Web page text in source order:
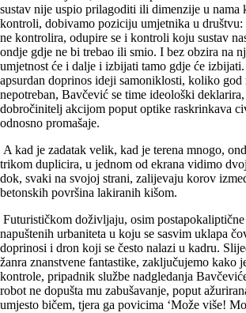
sustav nije uspio prilagoditi ili dimenzije u nama
kontroli, dobivamo poziciju umjetnika u
ne kontrolira, odupire se i kontroli koju sustav
ondje gdje ne bi trebao ili smio. I bez obzira na
umjetnost će i dalje i izbijati tamo gdje će
apsurdan doprinos ideji samoniklosti, koliko
nepotreban, Bavčević se time ideološki
dobročinitelj akcijom poput optike raskrinkava
odnosno promašaje.
A kad je zadatak velik, kad je terena mnogo,
trikom duplicira, u jednom od ekrana vidimo
dok, svaki na svojoj strani, zalijevaju korov
betonskih površina lakiranih kišom.
Futurističkom doživljaju, osim
napuštenih urbaniteta u koju se sasvim uklapa
doprinosi i dron koji se često nalazi u kadru.
žanra znanstvene fantastike, zaključujemo kako
kontrole, pripadnik službe nadgledanja
robot ne dopušta mu zabušavanje, poput
umjesto bičem, tjera ga povicima ‘Može više!